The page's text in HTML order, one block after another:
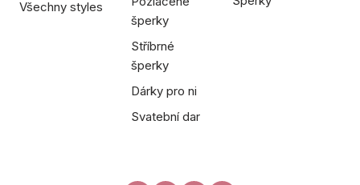
Všechny styles
šperky
Stříbrné
šperky
Dárky pro ni
Svatební dar